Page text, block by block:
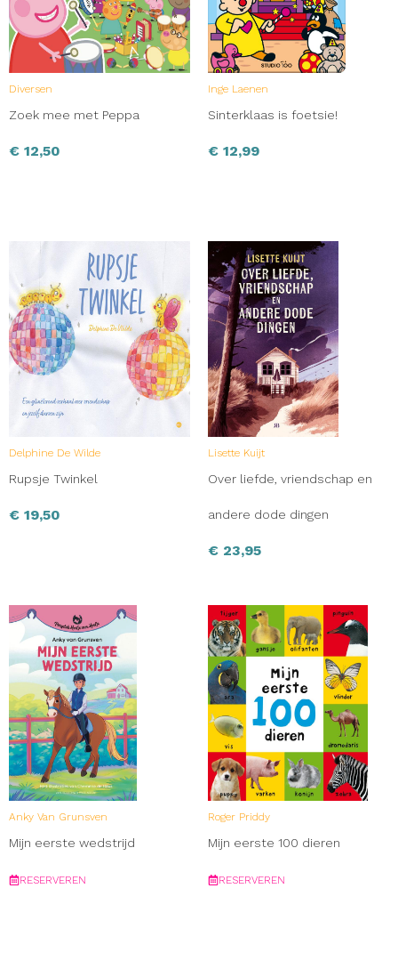
Diversen
Zoek mee met Peppa
€ 12,50
Inge Laenen
Sinterklaas is foetsie!
€ 12,99
Delphine De Wilde
Rupsje Twinkel
€ 19,50
Lisette Kuijt
Over liefde, vriendschap en
andere dode dingen
€ 23,95
Anky Van Grunsven
Mijn eerste wedstrijd
RESERVEREN
Roger Priddy
Mijn eerste 100 dieren
RESERVEREN